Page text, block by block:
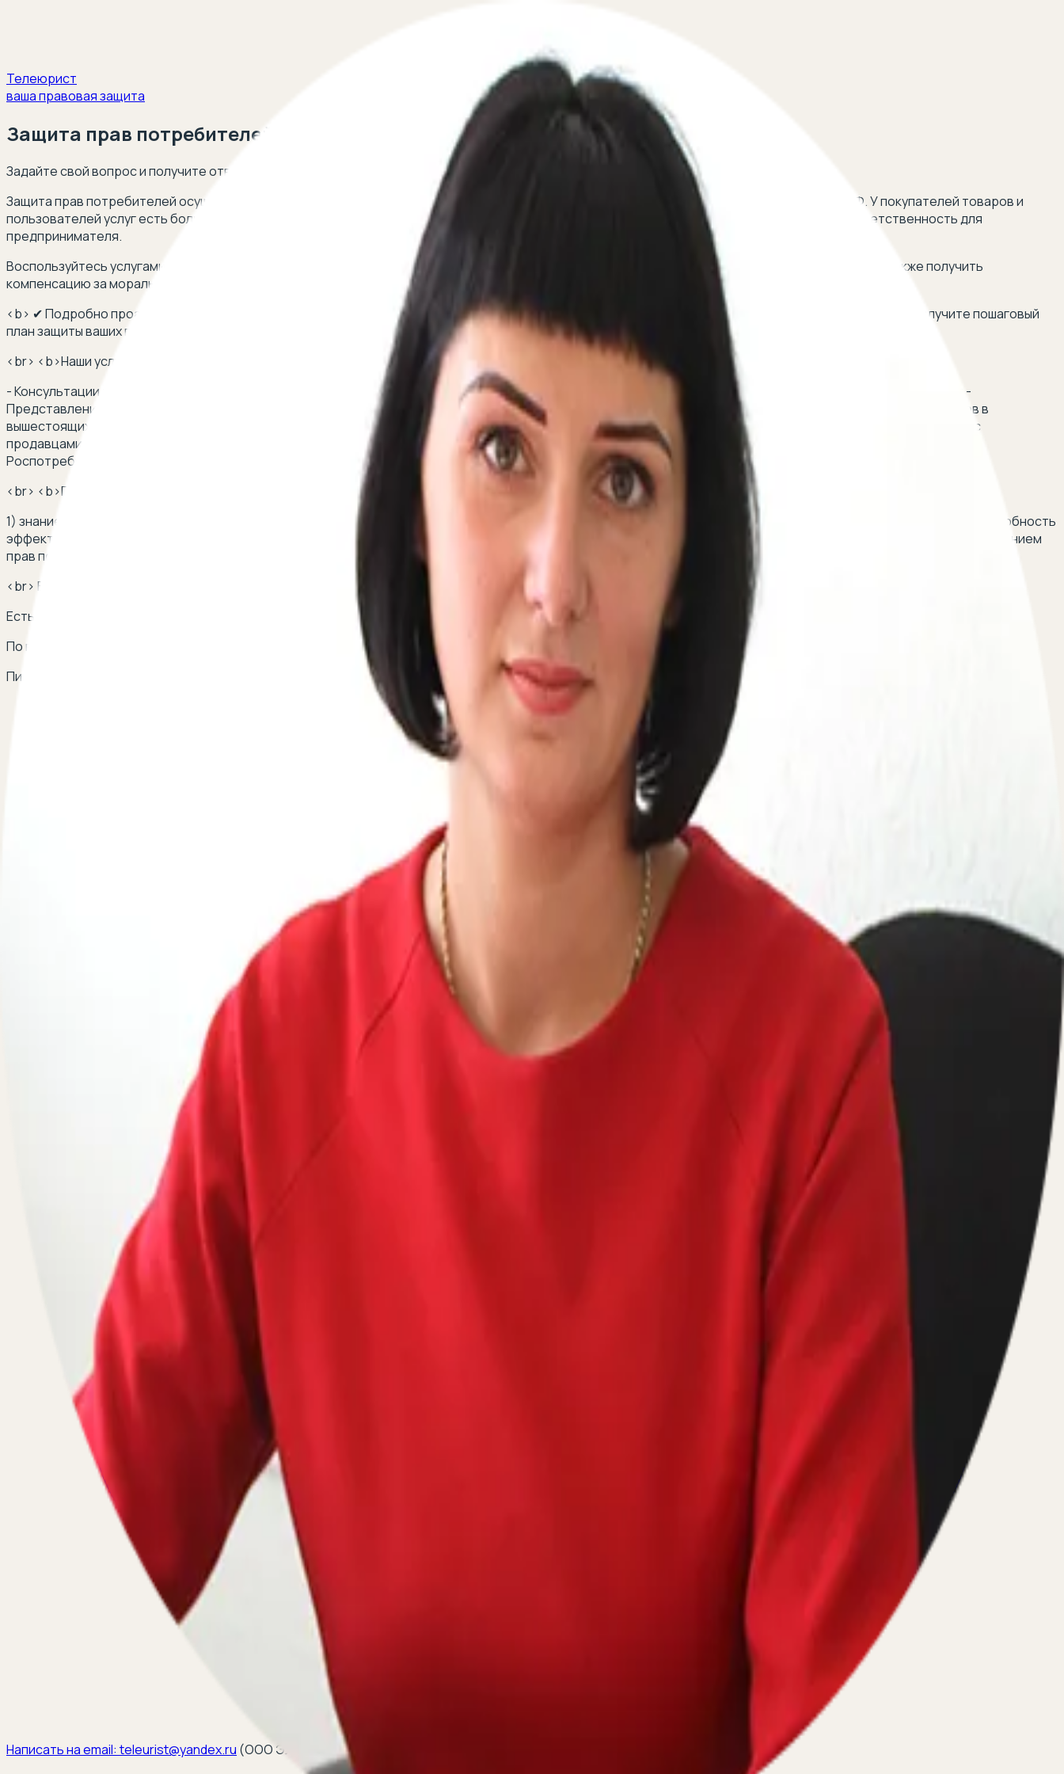
Телеюрист
ваша правовая защита
Защита прав потребителей
Задайте свой вопрос и получите ответ опытных юристов в сфере прав потребителей в течение 5 минут!
Защита прав потребителей осуществляется в соответствии с положениями специального закона, дополнительного по отношению к ГК РФ. У покупателей товаров и
пользователей услуг есть большое число привилегий и гарантий, а нарушение их прав может повлечь административную или уголовную ответственность для
предпринимателя.
Воспользуйтесь услугами опытных юристов и адвокатов. Поможем защитить ваши права как потребителя, возместить материальный ущерб, а также получить
компенсацию за моральный ущерб.
<b> ✔ Подробно проанализируем вашу ситуацию ✔ Изучим все необходимые документы ✔ Дадим прогноз исхода судебного процесса ✔ В итоге вы получите пошаговый
план защиты ваших прав как потребителя</b>
<br> <b>Наши услуги:</b>
- Консультации по вопросам прав потребителя (первичная консультация бесплатна) - Подготовка и подача исковых заявлений в защиту прав потребителя -
Представление интересов клиента в судебных разбирательствах и арбитражных процедурах - Обжалование решений судов и иных государственных органов в
вышестоящих инстанциях - Составление и анализ договоров и других юридических документов в контексте защиты прав потребителя - Разрешение споров с
продавцами и поставщиками товаров и услуг - Представление интересов клиента в различных органах государственной власти и управления, в том числе в
Роспотребнадзоре и других службах контроля качества товаров и услуг.
<br> <b>Преимущества наших юристов:</b>
1) знание законодательства и опыт работы с аналогичными делами; 2) возможность предоставления комплексного подхода к защите прав потребителей; 3) способность
эффективно представлять интересы клиента в суде или в переговорах с другой стороной; 4) возможность получения компенсации за ущерб, причиненный нарушением
прав потребителей.
<br> В каком порядке защищаются права потребителей? Как можно привлечь к ответственности продавца? Каким образом разрешаются потребительские споры?
Есть вопрос о защите прав потребителей? Оставьте свой телефон, перезвоним мгновенно:
По вопросам сотрудничества
Пишите на
Написать на email: teleurist@yandex.ru (ООО ЭЛКОМ, ИНН 6670334641, ОГРН 1116670009796